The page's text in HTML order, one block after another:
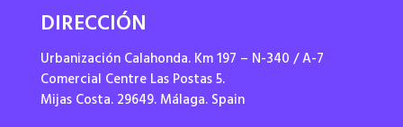
DIRECCIÓN
Urbanización Calahonda. Km 197 – N-340 / A-7
Comercial Centre Las Postas 5.
Mijas Costa. 29649. Málaga. Spain